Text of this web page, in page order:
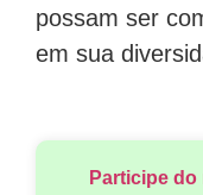
possam ser
em sua
Participe